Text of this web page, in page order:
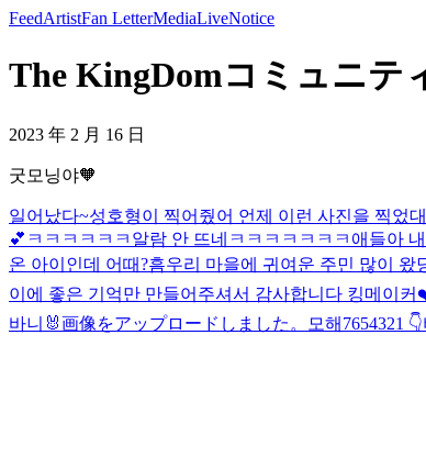
FeedArtistFan LetterMediaLiveNotice
The KingDomコミュニテ
2023 年 2 月 16 日
굿모닝야🧡
일어났다~성호형이 찍어줬어 언제 이런 사진을 찍었
💕 ㅋㅋㅋㅋㅋㅋ알람 안 뜨네ㅋㅋㅋㅋㅋㅋㅋ애들아
온 아이인데 어때?흠우리 마을에 귀여운 주민 많이 왔
이에 좋은 기억만 만들어주셔서 감사합니다 킹메이
바니🐰画像をアップロードしました。 모해 7654321 👇